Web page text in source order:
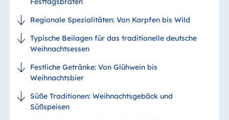
Regionale Spezialitäten: Von Karpfen bis Wild
Typische Beilagen für das traditionelle deutsche
Weihnachtsessen
Festliche Getränke: Von Glühwein bis
Weihnachtsbier
Süße Traditionen: Weihnachtsgebäck und
Süßspeisen